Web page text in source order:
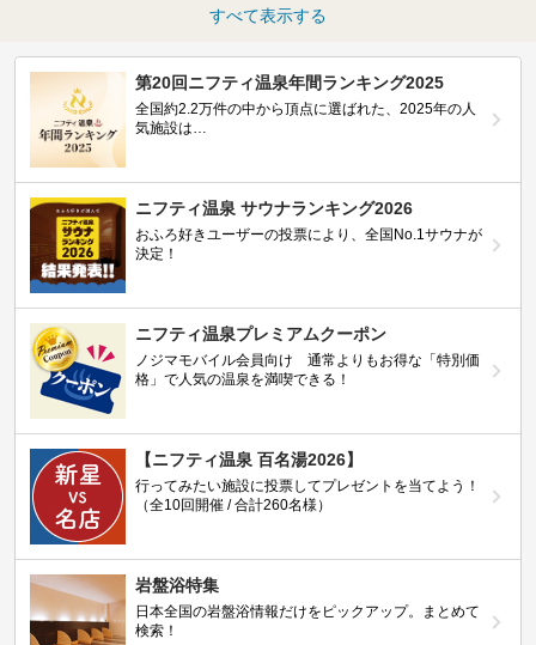
すべて表示する
第20回ニフティ温泉年間ランキング2025
全国約2.2万件の中から頂点に選ばれた、2025年の人
気施設は…
ニフティ温泉 サウナランキング2026
おふろ好きユーザーの投票により、全国No.1サウナが
決定！
ニフティ温泉プレミアムクーポン
ノジマモバイル会員向け 通常よりもお得な「特別価
格」で人気の温泉を満喫できる！
【ニフティ温泉 百名湯2026】
行ってみたい施設に投票してプレゼントを当てよう！
（全10回開催 / 合計260名様）
岩盤浴特集
日本全国の岩盤浴情報だけをピックアップ。まとめて
検索！